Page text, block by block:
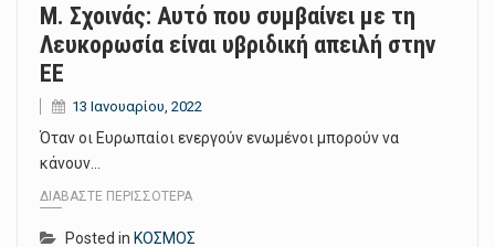
Μ. Σχοινάς: Αυτό που συμβαίνει με τη
Λευκορωσία είναι υβριδική απειλή στην
ΕΕ
13 Ιανουαρίου, 2022
Όταν οι Ευρωπαίοι ενεργούν ενωμένοι μπορούν να
κάνουν…
ΔΙΑΒΆΣΤΕ ΠΕΡΙΣΣΌΤΕΡΑ
Posted in ΚΟΣΜΟΣ